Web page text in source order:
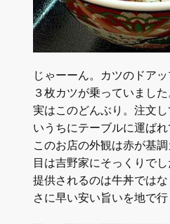
じゃーーん。カツのドア
３枚カツが乗っていました
実はこのどんぶり。注文
いうちにテーブルに運ばれ
このお店の外観は赤が基
目は吉野家にそっくりでし
提供されるのは牛丼では
さに早い安い旨いを地で行